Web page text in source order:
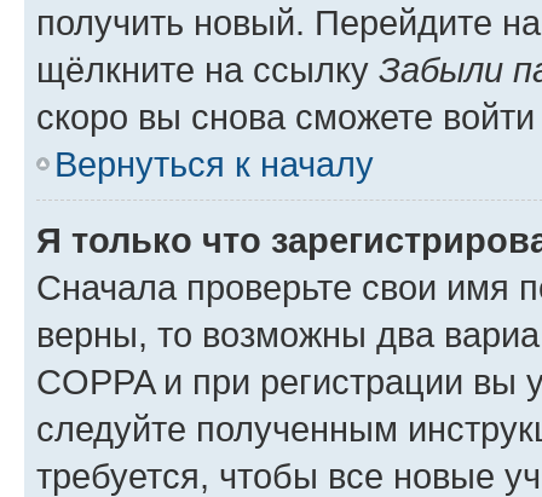
получить новый. Перейдите
щёлкните на ссылку Забыли
скоро вы снова сможете
Вернуться к началу
Я только что
Сначала проверьте свои имя
верны, то возможны два
COPPA и при регистрации вы
следуйте полученным
требуется, чтобы все новые